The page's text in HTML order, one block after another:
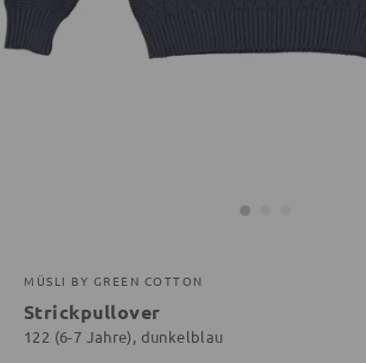
MÜSLI BY GREEN COTTON
Strickpullover
122 (6-7 Jahre), dunkelblau